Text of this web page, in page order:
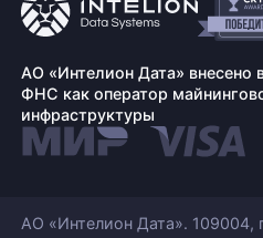
АО «Интелион Дата» внесено
ФНС как оператор
инфраструктуры
АО «Интелион Дата». 109004,